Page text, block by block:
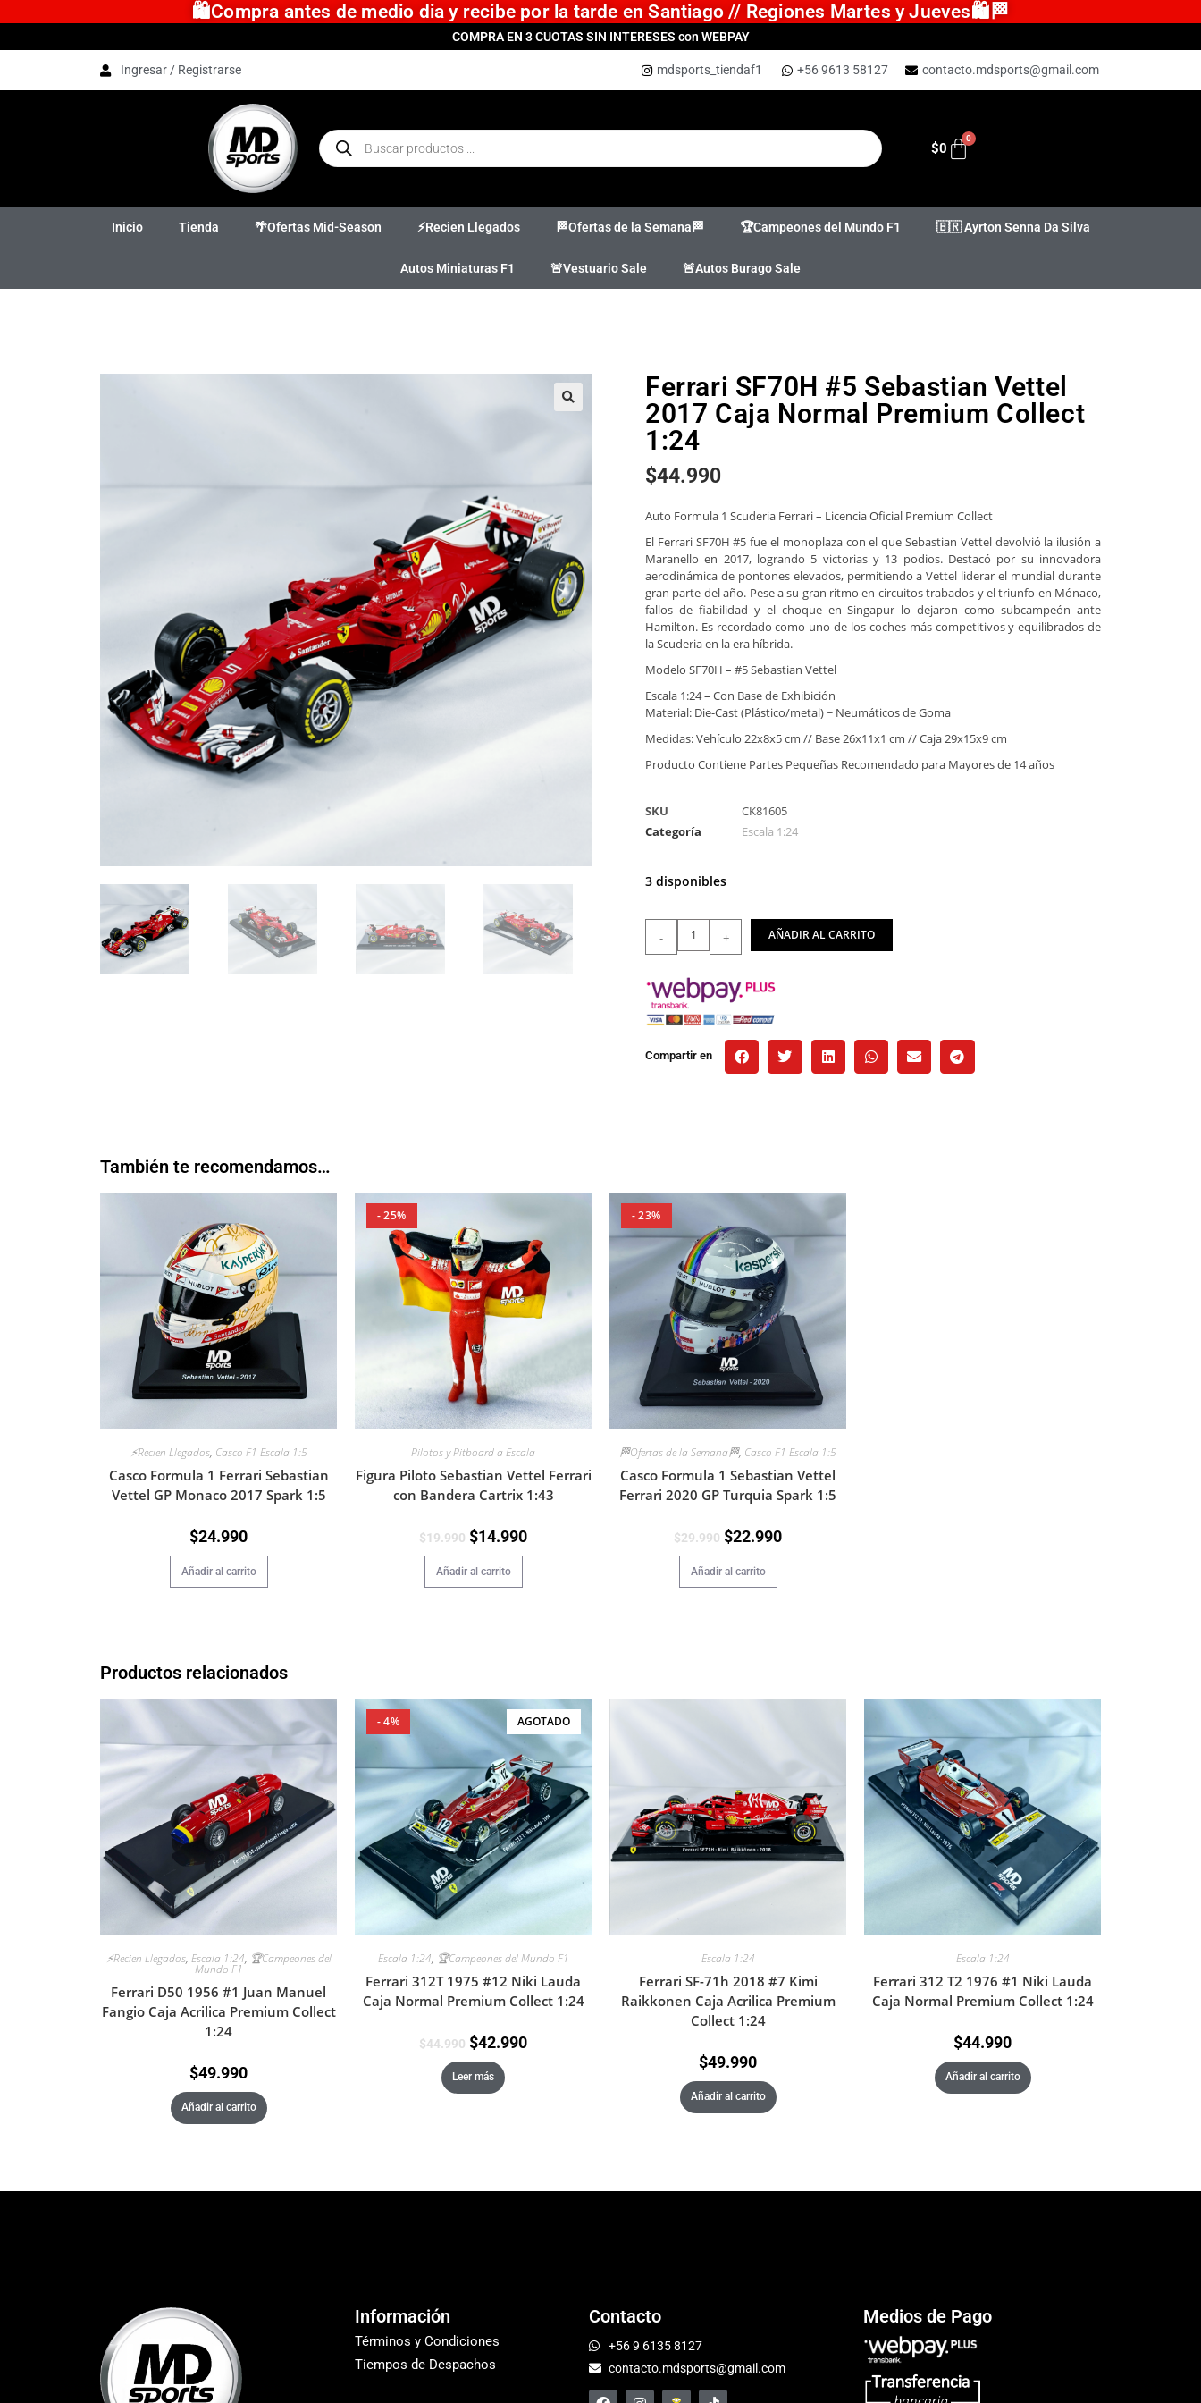
🛍️Compra antes de medio dia y recibe por la tarde en Santiago // Regiones Martes y Jueves🛍️🏁
COMPRA EN 3 CUOTAS SIN INTERESES con WEBPAY
Ingresar / Registrarse mdsports_tiendaf1 +56 9613 58127 contacto.mdsports@gmail.com
$0
Inicio Tienda 🌴Ofertas Mid-Season ⚡Recien Llegados 🏁Ofertas de la Semana🏁 🏆Campeones del Mundo F1 🇧🇷 Ayrton Senna Da Silva
Autos Miniaturas F1 🚨Vestuario Sale 🚨Autos Burago Sale
Ferrari SF70H #5 Sebastian Vettel
2017 Caja Normal Premium Collect
1:24
$44.990
Auto Formula 1 Scuderia Ferrari – Licencia Oficial Premium Collect
El Ferrari SF70H #5 fue el monoplaza con el que Sebastian Vettel devolvió la ilusión a
Maranello en 2017, logrando 5 victorias y 13 podios. Destacó por su innovadora
aerodinámica de pontones elevados, permitiendo a Vettel liderar el mundial durante
gran parte del año. Pese a su gran ritmo en circuitos trabados y el triunfo en Mónaco,
fallos de fiabilidad y el choque en Singapur lo dejaron como subcampeón ante
Hamilton. Es recordado como uno de los coches más competitivos y equilibrados de
la Scuderia en la era híbrida.
Modelo SF70H – #5 Sebastian Vettel
Escala 1:24 – Con Base de Exhibición
Material: Die-Cast (Plástico/metal) ~ Neumáticos de Goma
Medidas: Vehículo 22x8x5 cm // Base 26x11x1 cm // Caja 29x15x9 cm
Producto Contiene Partes Pequeñas Recomendado para Mayores de 14 años
SKU
CK81605
Categoría
Escala 1:24
3 disponibles
- + AÑADIR AL CARRITO
Compartir en
También te recomendamos…
⚡Recien Llegados, Casco F1 Escala 1:5
Casco Formula 1 Ferrari Sebastian
Vettel GP Monaco 2017 Spark 1:5
$24.990
Añadir al carrito
- 25%
Pilotos y Pitboard a Escala
Figura Piloto Sebastian Vettel Ferrari
con Bandera Cartrix 1:43
$19.990 $14.990
Añadir al carrito
- 23%
🏁Ofertas de la Semana🏁, Casco F1 Escala 1:5
Casco Formula 1 Sebastian Vettel
Ferrari 2020 GP Turquia Spark 1:5
$29.990 $22.990
Añadir al carrito
Productos relacionados
⚡Recien Llegados, Escala 1:24, 🏆Campeones del
Mundo F1
Ferrari D50 1956 #1 Juan Manuel
Fangio Caja Acrilica Premium Collect
1:24
$49.990
Añadir al carrito
AGOTADO
- 4%
Escala 1:24, 🏆Campeones del Mundo F1
Ferrari 312T 1975 #12 Niki Lauda
Caja Normal Premium Collect 1:24
$44.990 $42.990
Leer más
Escala 1:24
Ferrari SF-71h 2018 #7 Kimi
Raikkonen Caja Acrilica Premium
Collect 1:24
$49.990
Añadir al carrito
Escala 1:24
Ferrari 312 T2 1976 #1 Niki Lauda
Caja Normal Premium Collect 1:24
$44.990
Añadir al carrito
Información
Términos y Condiciones
Tiempos de Despachos
Contacto
+56 9 6135 8127
contacto.mdsports@gmail.com
Medios de Pago